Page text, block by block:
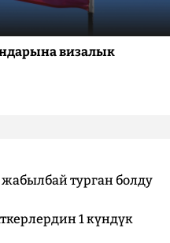
визалык
турган болду
1 күндүк